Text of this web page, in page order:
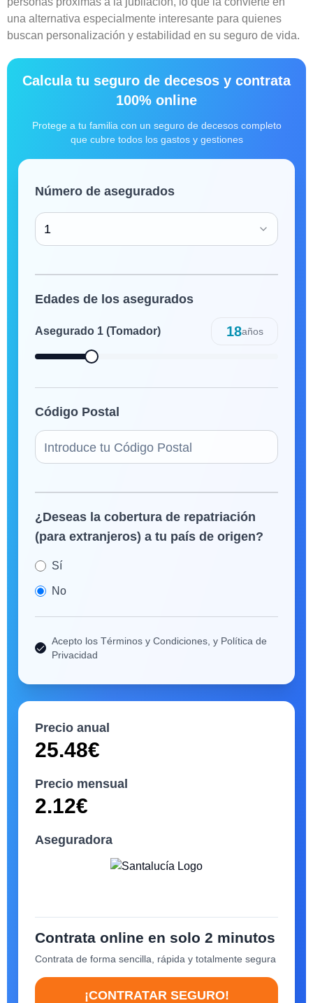
una alternativa especialmente interesante para quienes
buscan personalización y estabilidad en su seguro de vida.
Calcula tu seguro de decesos y contrata
100% online
Protege a tu familia con un seguro de decesos completo
que cubre todos los gastos y gestiones
Número de asegurados
1
Edades de los asegurados
Asegurado 1 (Tomador) 18años
Código Postal
¿Deseas la cobertura de repatriación
(para extranjeros) a tu país de origen?
Sí
No
Acepto los Términos y Condiciones, y Política de
Privacidad
Precio anual
25.48€
Precio mensual
2.12€
Aseguradora
Contrata online en solo 2 minutos
Contrata de forma sencilla, rápida y totalmente segura
¡CONTRATAR SEGURO!